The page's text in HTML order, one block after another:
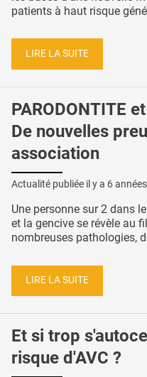
patients à haut risque
LIRE LA SUITE
PARODONTITE
De nouvelles
association
Actualité publiée il y a 6
Une personne sur 2 dans
et la gencive se révèle au
nombreuses pathologies,
LIRE LA SUITE
Et si trop
risque d'AVC ?